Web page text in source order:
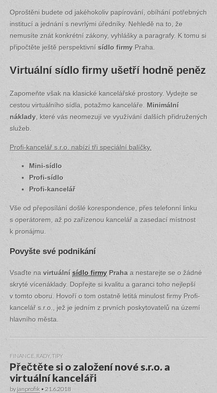
Oproštěni budete od jakéhokoliv papírování, obíhání potřebných
institucí a jednání s nevrlými úředníky. Nehledě na to, že
nemusíte znát konkrétní zákony, vyhlášky a paragrafy. K tomu si
připočtěte ještě perspektivní sídlo firmyPraha.
Virtuální sídlo firmy ušetří hodně peněz
Zapomeňte však na klasické kancelářské prostory. Vydejte se
cestou virtuálního sídla, potažmo kanceláře. Minimální
náklady, které vás neomezují ve využívání dalších přidružených
služeb.
Profi-kancelář s.r.o. nabízí tři speciální balíčky.
Mini-sídlo
Profi-sídlo
Profi-kancelář
Vše od přeposílání došlé korespondence, přes telefonní linku
s operátorem, až po zařízenou kancelář a zasedací místnost
k pronájmu.
Povyšte své podnikání
Vsaďte na virtuálnísídlo firmy Praha a nestarejte se o žádné
skryté vícenáklady. Dopřejte si kvalitu a garanci toho nejlepší
v tomto oboru. Hovoří o tom ostatně letitá minulost firmy Profi-
kancelář s.r.o., jež je jedním z prvních poskytovatelů na území
hlavního města.
FINANCE RADY, TIPY
Přečtěte si o založení nové s.r.o. a
virtuální kanceláři
byjanprofik • 21.6.2018